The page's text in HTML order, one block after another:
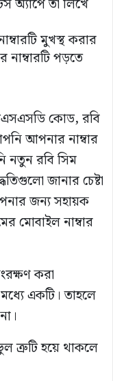
অ্যাপে তা লিখে
মুখস্থ করার
পড়তে
কোড, রবি
আপনার নাম্বার
নতুন রবি সিম
জানার চেষ্টা
জন্য সহায়ক
মোবাইল নাম্বার
করা
একটি। তাহলে
ত্রুটি হয়ে থাকলে